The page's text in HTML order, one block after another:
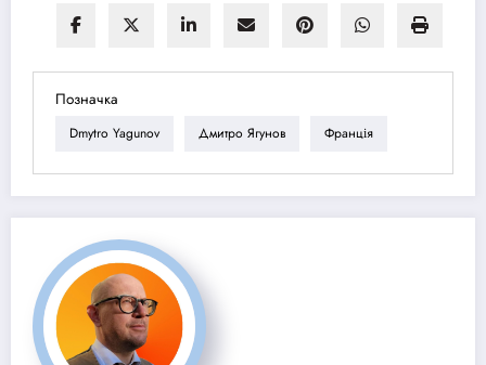
Позначка
Dmytro Yagunov Дмитро Ягунов Франція